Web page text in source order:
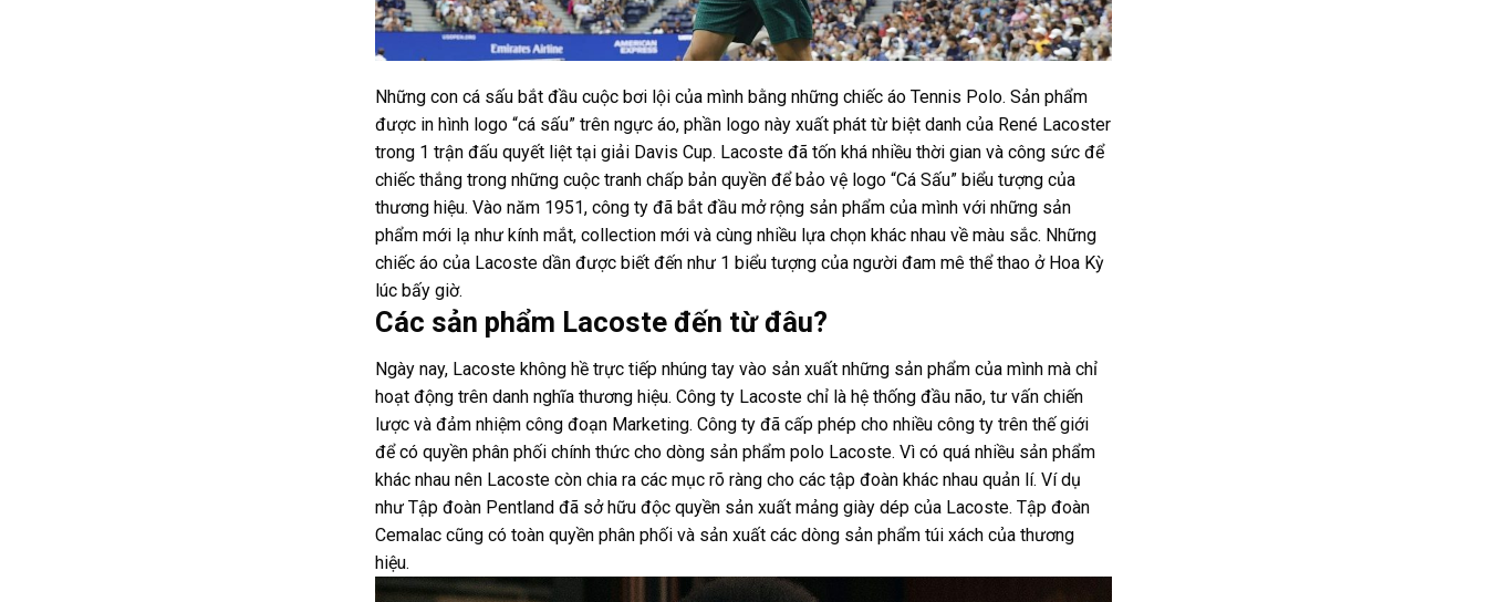
Những con cá sấu bắt đầu cuộc bơi lội của mình bằng những chiếc áo Tennis Polo. Sản phẩm
được in hình logo “cá sấu” trên ngực áo, phần logo này xuất phát từ biệt danh của René Lacoster
trong 1 trận đấu quyết liệt tại giải Davis Cup. Lacoste đã tốn khá nhiều thời gian và công sức để
chiếc thắng trong những cuộc tranh chấp bản quyền để bảo vệ logo “Cá Sấu” biểu tượng của
thương hiệu. Vào năm 1951, công ty đã bắt đầu mở rộng sản phẩm của mình với những sản
phẩm mới lạ như kính mắt, collection mới và cùng nhiều lựa chọn khác nhau về màu sắc. Những
chiếc áo của Lacoste dần được biết đến như 1 biểu tượng của người đam mê thể thao ở Hoa Kỳ
lúc bấy giờ.
Các sản phẩm Lacoste đến từ đâu?
Ngày nay, Lacoste không hề trực tiếp nhúng tay vào sản xuất những sản phẩm của mình mà chỉ
hoạt động trên danh nghĩa thương hiệu. Công ty Lacoste chỉ là hệ thống đầu não, tư vấn chiến
lược và đảm nhiệm công đoạn Marketing. Công ty đã cấp phép cho nhiều công ty trên thế giới
để có quyền phân phối chính thức cho dòng sản phẩm polo Lacoste. Vì có quá nhiều sản phẩm
khác nhau nên Lacoste còn chia ra các mục rõ ràng cho các tập đoàn khác nhau quản lí. Ví dụ
như Tập đoàn Pentland đã sở hữu độc quyền sản xuất mảng giày dép của Lacoste. Tập đoàn
Cemalac cũng có toàn quyền phân phối và sản xuất các dòng sản phẩm túi xách của thương
hiệu.